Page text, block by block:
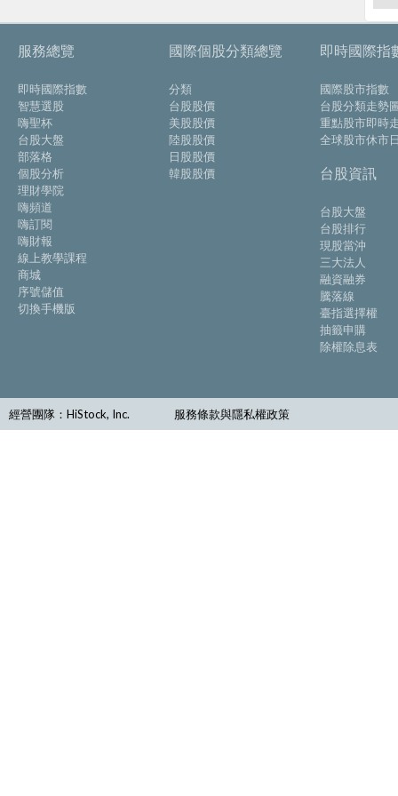
服務總覽
即時國際指數
智慧選股
嗨聖杯
台股大盤
部落格
個股分析
理財學院
嗨頻道
嗨訂閱
嗨財報
線上教學課程
商城
序號儲值
切換手機版
國際個股分類總覽
分類
台股股價
美股股價
陸股股價
日股股價
韓股股價
即時國際指
國際股市指數
台股分類走勢
重點股市即時
全球股市休市
台股資訊
台股大盤
台股排行
現股當沖
三大法人
融資融券
騰落線
臺指選擇權
抽籤申購
除權除息表
經營團隊：HiStock, Inc. 服務條款與隱私權政策